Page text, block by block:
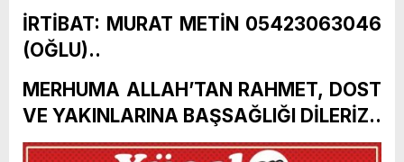
İRTİBAT: MURAT METİN 05423063046
(OĞLU)..
MERHUMA ALLAH’TAN RAHMET, DOST
VE YAKINLARINA BAŞSAĞLIĞI DİLERİZ..